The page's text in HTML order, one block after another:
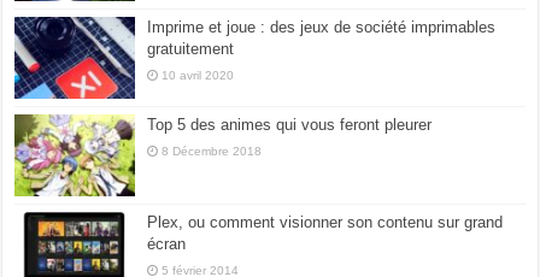
Imprime et joue : des jeux de société imprimables
gratuitement
10 avril 2020
Top 5 des animes qui vous feront pleurer
8 Décembre 2018
Plex, ou comment visionner son contenu sur grand
écran
5 février 2014